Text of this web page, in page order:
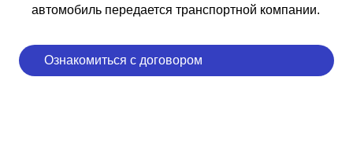
автомобиль передается транспортной компании.
Ознакомиться с договором